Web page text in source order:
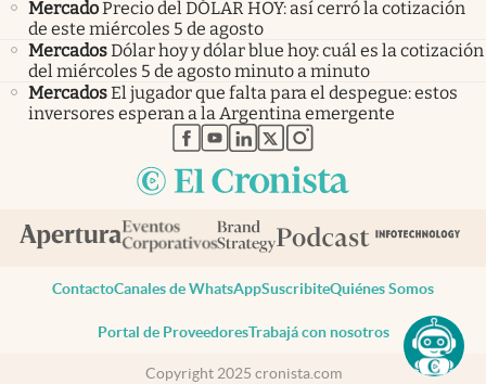
MercadoPrecio del DÓLAR HOY: así cerró la cotización
de este miércoles 5 de agosto
MercadosDólar hoy y dólar blue hoy: cuál es la cotización
del miércoles 5 de agosto minuto a minuto
MercadosEl jugador que falta para el despegue: estos
inversores esperan a la Argentina emergente
abre en nueva pestaña
abre en nueva pestaña
abre en nueva pestaña
abre en nueva pestaña
abre en nueva pestaña
ContactoCanales de WhatsAppSuscribiteQuiénes Somos
Portal de ProveedoresTrabajá con nosotros
Copyright 2025 cronista.com